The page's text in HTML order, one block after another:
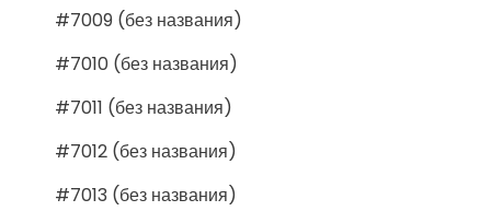
#7009 (без названия)
#7010 (без названия)
#7011 (без названия)
#7012 (без названия)
#7013 (без названия)